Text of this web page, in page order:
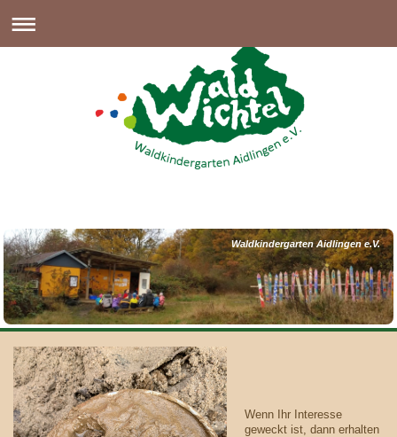
Waldkindergarten Aidlingen e.V.
Wenn Ihr Interesse
geweckt ist, dann erhalten